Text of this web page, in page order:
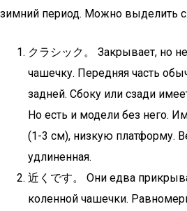
зимний период. Можно выделить
クラシック。 Закрывает, но
чашечку. Передняя часть
задней. Сбоку или сзади
Но есть и модели без него.
(1-3 см), низкую платформу.
удлиненная.
近くです。 Они едва
коленной чашечки.